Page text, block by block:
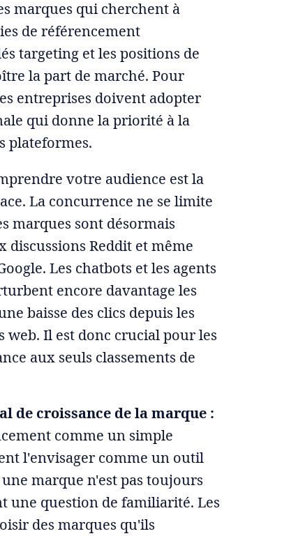
marques qui cherchent à
de référencement
targeting et les positions de
la part de marché. Pour
entreprises doivent adopter
qui donne la priorité à la
plateformes.
votre audience est la
La concurrence ne se limite
marques sont désormais
discussions Reddit et même
Les chatbots et les agents
encore davantage les
baisse des clics depuis les
web. Il est donc crucial pour les
aux seuls classements de
de croissance de la marque :
comme un simple
l'envisager comme un outil
marque n'est pas toujours
une question de familiarité. Les
des marques qu'ils